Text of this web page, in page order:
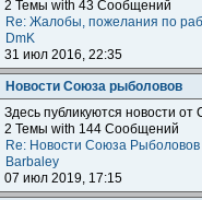
2 Темы with 43 Сообщений
Re: Жалобы, пожелания по
DmK
31 июл 2016, 22:35
Новости Союза рыболовов
Здесь публикуются новости
2 Темы with 144 Сообщений
Re: Новости Союза Рыболовов
Barbaley
07 июл 2019, 17:15